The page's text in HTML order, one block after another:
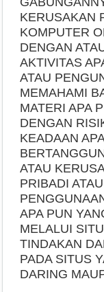
KERUSAKAN
KOMPUTER
DENGAN
AKTIVITAS
ATAU
MEMAHAMI
MATERI APA
DENGAN
KEADAAN
ATAU
PRIBADI
APA PUN
MELALUI
TINDAKAN
PADA SITUS
DARING